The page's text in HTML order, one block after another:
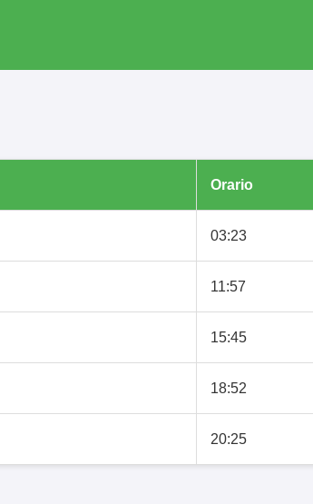
Orario
03:23
11:57
15:45
18:52
20:25